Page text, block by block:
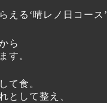
える‘晴レノ日コース’
ら
す。
て食。
として整え、